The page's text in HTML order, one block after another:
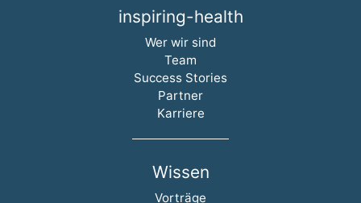
inspiring-health
Navigation überspringen
Wer wir sind
Team
Success Stories
Partner
Karriere
Wissen
Navigation überspringen
Vorträge